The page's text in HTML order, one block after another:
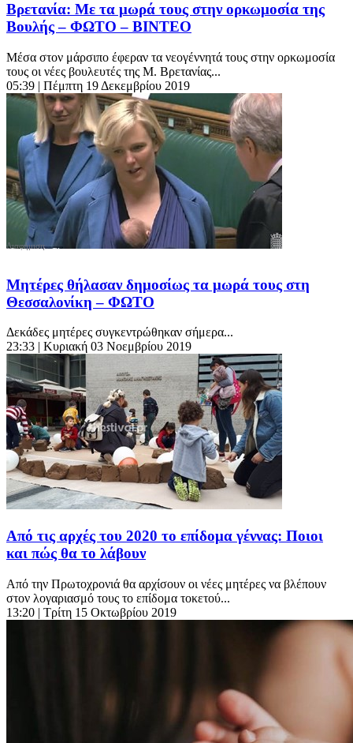
Βρετανία: Με τα μωρά τους στην ορκωμοσία της
Βουλής – ΦΩΤΟ – BINTEO
Μέσα στον μάρσιπο έφεραν τα νεογέννητά τους στην ορκωμοσία
τους οι νέες βουλευτές της Μ. Βρετανίας...
05:39 | Πέμπτη 19 Δεκεμβρίου 2019
Μητέρες θήλασαν δημοσίως τα μωρά τους στη
Θεσσαλονίκη – ΦΩΤΟ
Δεκάδες μητέρες συγκεντρώθηκαν σήμερα...
23:33 | Κυριακή 03 Νοεμβρίου 2019
Από τις αρχές του 2020 το επίδομα γέννας: Ποιοι
και πώς θα το λάβουν
Από την Πρωτοχρονιά θα αρχίσουν οι νέες μητέρες να βλέπουν
στον λογαριασμό τους το επίδομα τοκετού...
13:20 | Τρίτη 15 Οκτωβρίου 2019